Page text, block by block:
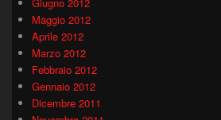
Giugno 2012
Maggio 2012
Aprile 2012
Marzo 2012
Febbraio 2012
Gennaio 2012
Dicembre 2011